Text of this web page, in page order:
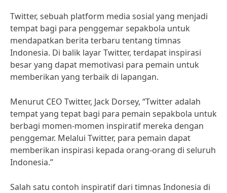
Twitter, sebuah platform media sosial yang menjadi
tempat bagi para penggemar sepakbola untuk
mendapatkan berita terbaru tentang timnas
Indonesia. Di balik layar Twitter, terdapat inspirasi
besar yang dapat memotivasi para pemain untuk
memberikan yang terbaik di lapangan.
Menurut CEO Twitter, Jack Dorsey, “Twitter adalah
tempat yang tepat bagi para pemain sepakbola untuk
berbagi momen-momen inspiratif mereka dengan
penggemar. Melalui Twitter, para pemain dapat
memberikan inspirasi kepada orang-orang di seluruh
Indonesia.”
Salah satu contoh inspiratif dari timnas Indonesia di